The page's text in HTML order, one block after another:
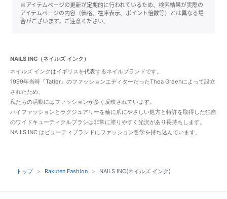
※アイテムページの更新が定期的に行われているため、検索結果が実際の
アイテムページの内容（価格、在庫表示、ポイント倍数等）とは異なる場
合がございます。ご注意ください。
NAILS INC（ネイルズ インク）
ネイルズ インクはイギリスを代表するネイルブランドです。
1999年当時『Tatler』のファッションエディターだったThea Greenによって設立
されたため、
私たちの活動にはファッションが多く反映されています。
ハイファッションとラグジュアリーを軸に爪にやさしい処方と特許を取得した独自
のワイドキューティクルブラシは非常に塗りやすく光沢があり長持ちします。
NAILS INC はビューティブランドにファッション哲学を持ち込んでいます。
トップ Rakuten Fashion NAILS INC(ネイルズ インク)